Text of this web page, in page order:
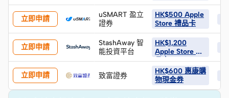
立即申請
uSMART 盈立
證券
HK$500 Apple
Store 禮品卡
立即申請
StashAway 智
能投資平台
HK$1,200
Apple Store 禮
品卡
立即申請 致富證券
HK$600 惠康購
物現金券